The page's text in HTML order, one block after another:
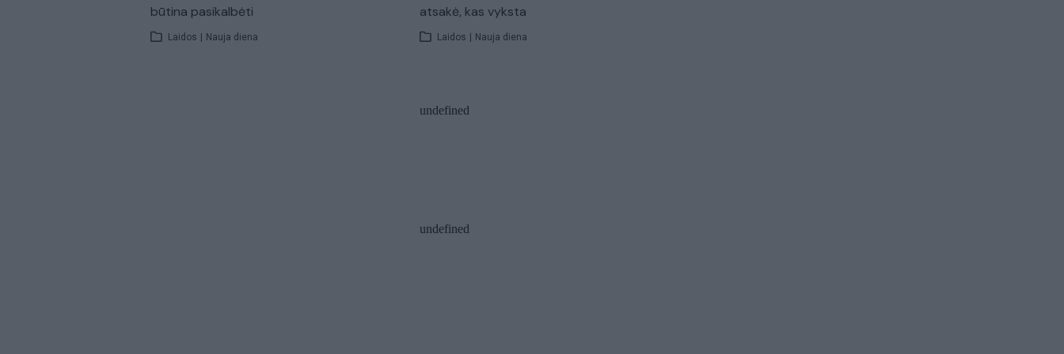
būtina pasikalbėti
Laidos | Nauja diena
atsakė, kas vyksta
Laidos | Nauja diena